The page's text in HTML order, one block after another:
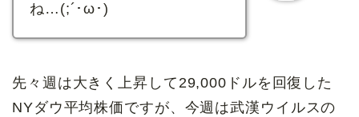
ね…(;´･ω･)
先々週は大きく上昇して29,000ドルを回復した
NYダウ平均株価ですが、今週は武漢ウイルスの